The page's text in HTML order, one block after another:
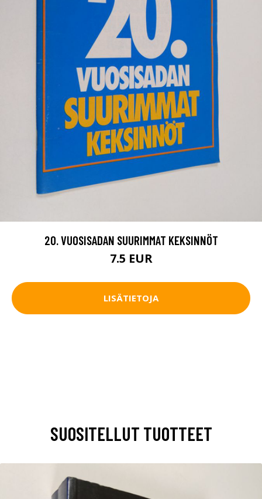
20. VUOSISADAN SUURIMMAT KEKSINNÖT
7.5 EUR
LISÄTIETOJA
SUOSITELLUT TUOTTEET